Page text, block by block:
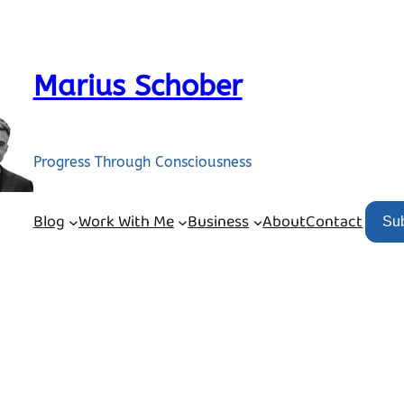
Marius Schober
Progress Through Consciousness
Blog Work With Me Business AboutContact